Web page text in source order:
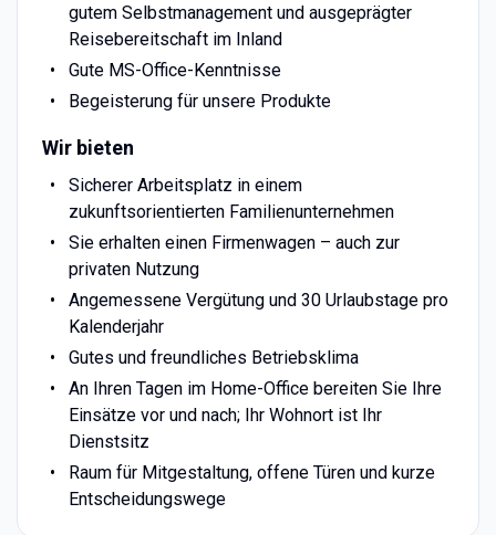
gutem Selbstmanagement und ausgeprägter
Reisebereitschaft im Inland
Gute MS-Office-Kenntnisse
Begeisterung für unsere Produkte
Wir bieten
Sicherer Arbeitsplatz in einem
zukunftsorientierten Familienunternehmen
Sie erhalten einen Firmenwagen – auch zur
privaten Nutzung
Angemessene Vergütung und 30 Urlaubstage pro
Kalenderjahr
Gutes und freundliches Betriebsklima
An Ihren Tagen im Home-Office bereiten Sie Ihre
Einsätze vor und nach; Ihr Wohnort ist Ihr
Dienstsitz
Raum für Mitgestaltung, offene Türen und kurze
Entscheidungswege